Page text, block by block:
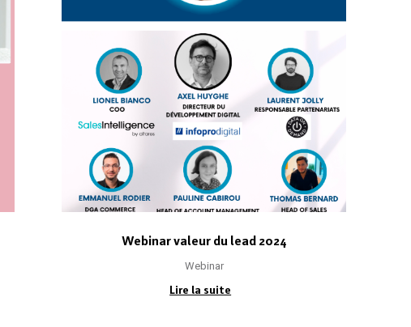
Webinar valeur du lead 2024
Webinar
Lire la suite